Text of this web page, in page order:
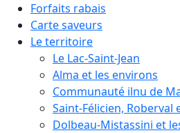
Forfaits rabais
Carte saveurs
Le territoire
Le Lac-Saint-Jean
Alma et les environs
Communauté ilnu de
Saint-Félicien, Roberval
Dolbeau-Mistassini et